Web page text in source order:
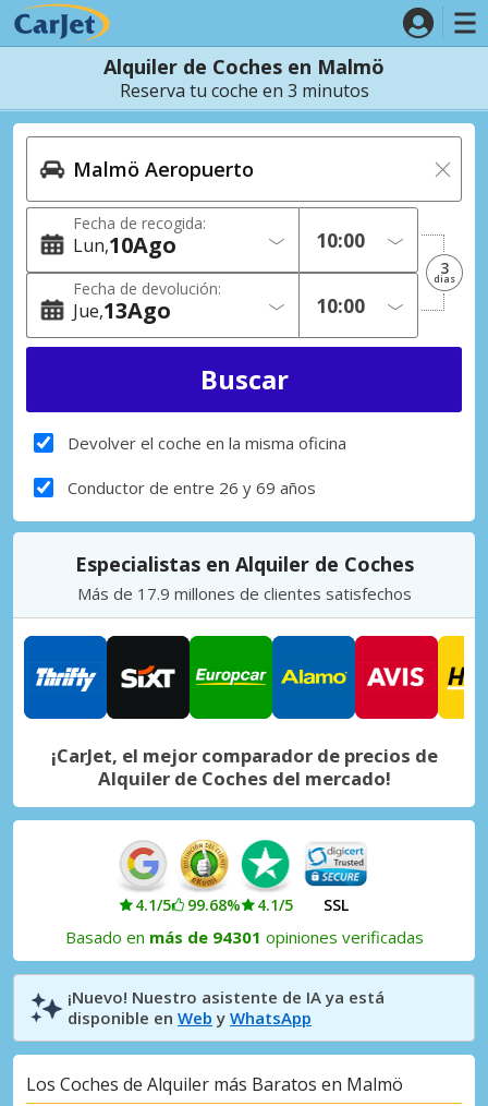
Alquiler de Coches en Malmö
Reserva tu coche en 3 minutos
Fecha de recogida:
Lun 10Ago
Fecha de devolución:
Jue 13Ago
3
dias
Devolver el coche en la misma oficina
Conductor de entre 26 y 69 años
Especialistas en Alquiler de Coches
Más de 17.9 millones de clientes satisfechos
¡CarJet, el mejor comparador de precios de
Alquiler de Coches del mercado!
4.1/5 99.68% 4.1/5 SSL
Basado en más de 94301 opiniones verificadas
¡Nuevo! Nuestro asistente de IA ya está
disponible en Web y WhatsApp
Los Coches de Alquiler más Baratos en Malmö